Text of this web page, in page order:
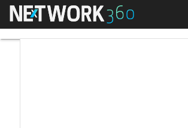
Menú